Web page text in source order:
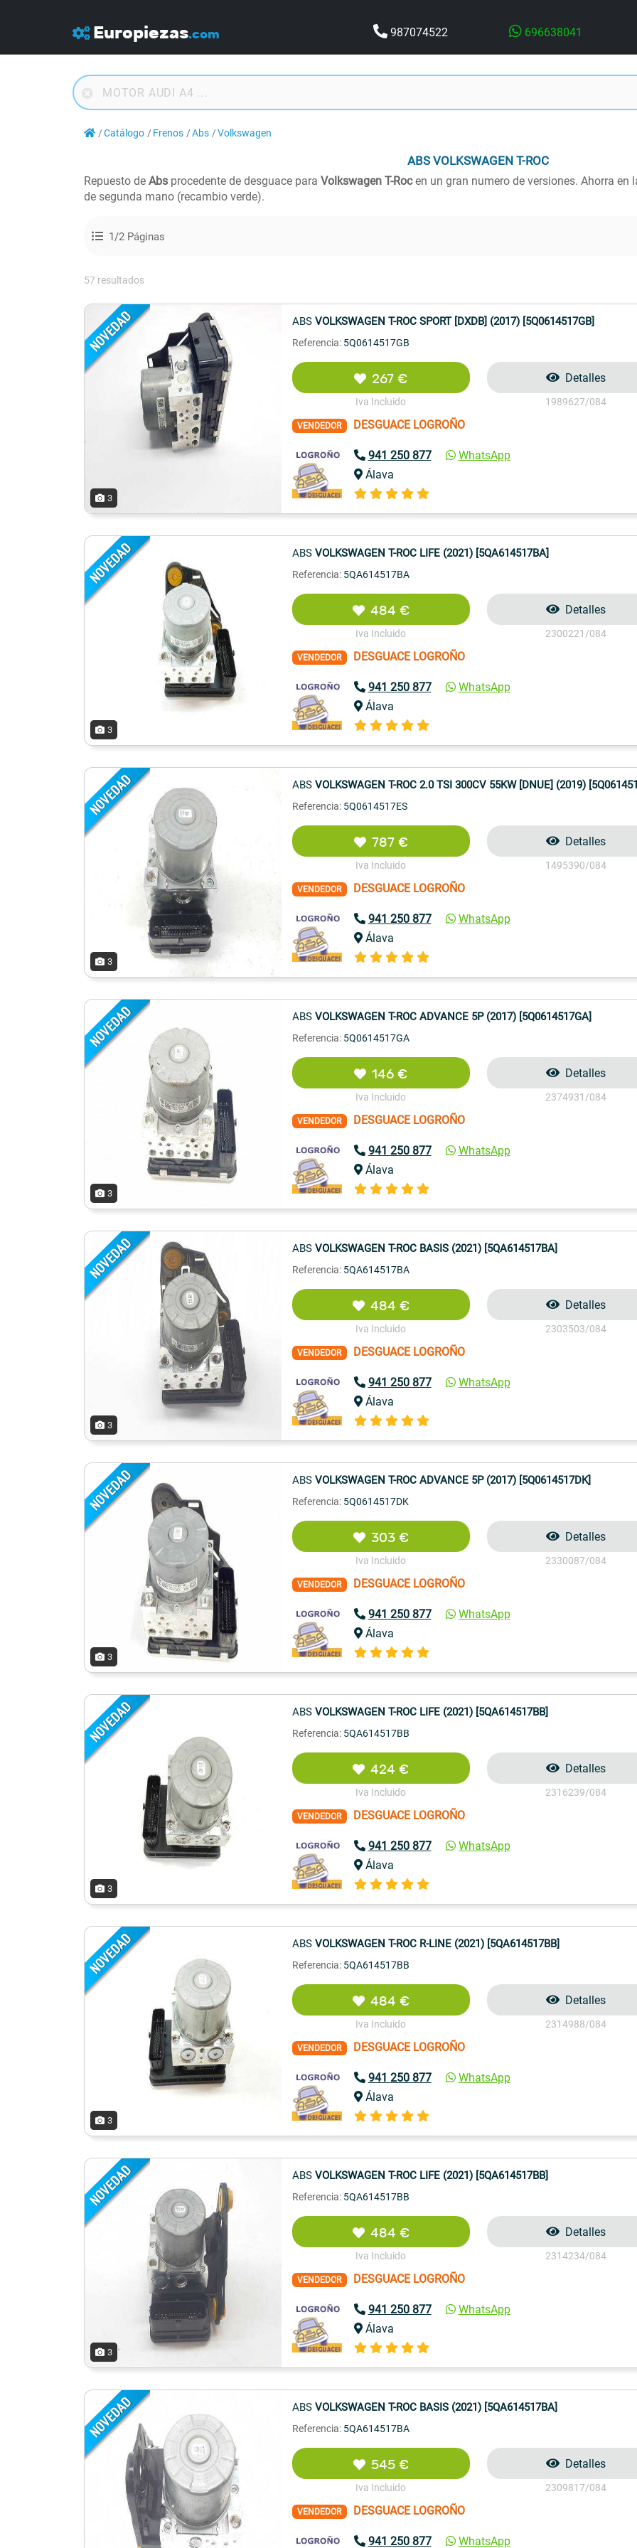
Europiezas.com 987074522 696638041
Catálogo Frenos Abs Volkswagen
ABSVOLKSWAGEN T-ROC
Repuesto de Abs procedente de desguace para Volkswagen T-Rocen un gran numero de versiones. Ahorra en
de segunda mano (recambio verde).
1/2 Páginas
57 resultados
3
ABS VOLKSWAGEN T-ROC SPORT [DXDB] (2017) [5Q0614517GB]
Referencia: 5Q0614517GB
267 €
Iva Incluido
Detalles
1989627/084
VENDEDOR DESGUACE LOGROÑO
941 250 877
WhatsApp
Álava
3
ABS VOLKSWAGEN T-ROC LIFE (2021) [5QA614517BA]
Referencia: 5QA614517BA
484 €
Iva Incluido
Detalles
2300221/084
VENDEDOR DESGUACE LOGROÑO
941 250 877
WhatsApp
Álava
3
ABS VOLKSWAGEN T-ROC 2.0 TSI 300CV 55KW [DNUE] (2019)
Referencia: 5Q0614517ES
787 €
Iva Incluido
Detalles
1495390/084
VENDEDOR DESGUACE LOGROÑO
941 250 877
WhatsApp
Álava
3
ABS VOLKSWAGEN T-ROC ADVANCE 5P (2017) [5Q0614517GA]
Referencia: 5Q0614517GA
146 €
Iva Incluido
Detalles
2374931/084
VENDEDOR DESGUACE LOGROÑO
941 250 877
WhatsApp
Álava
3
ABS VOLKSWAGEN T-ROC BASIS (2021) [5QA614517BA]
Referencia: 5QA614517BA
484 €
Iva Incluido
Detalles
2303503/084
VENDEDOR DESGUACE LOGROÑO
941 250 877
WhatsApp
Álava
3
ABS VOLKSWAGEN T-ROC ADVANCE 5P (2017) [5Q0614517DK]
Referencia: 5Q0614517DK
303 €
Iva Incluido
Detalles
2330087/084
VENDEDOR DESGUACE LOGROÑO
941 250 877
WhatsApp
Álava
3
ABS VOLKSWAGEN T-ROC LIFE (2021) [5QA614517BB]
Referencia: 5QA614517BB
424 €
Iva Incluido
Detalles
2316239/084
VENDEDOR DESGUACE LOGROÑO
941 250 877
WhatsApp
Álava
3
ABS VOLKSWAGEN T-ROC R-LINE (2021) [5QA614517BB]
Referencia: 5QA614517BB
484 €
Iva Incluido
Detalles
2314988/084
VENDEDOR DESGUACE LOGROÑO
941 250 877
WhatsApp
Álava
3
ABS VOLKSWAGEN T-ROC LIFE (2021) [5QA614517BB]
Referencia: 5QA614517BB
484 €
Iva Incluido
Detalles
2314234/084
VENDEDOR DESGUACE LOGROÑO
941 250 877
WhatsApp
Álava
ABS VOLKSWAGEN T-ROC BASIS (2021) [5QA614517BA]
Referencia: 5QA614517BA
545 €
Iva Incluido
Detalles
2309817/084
VENDEDOR DESGUACE LOGROÑO
941 250 877 WhatsApp